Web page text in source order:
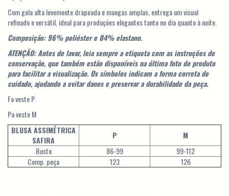
Com gola alta levemente drapeada e mangas amplas, entrega um visual
refinado e versátil, ideal para produções elegantes tanto no dia quanto à noite.
Composição: 96% poliéster e 04% elastano.
ATENÇÃO: Antes de lavar, leia sempre a etiqueta com as instruções de
conservação, que também estão disponíveis na última foto do produto
para facilitar a visualização. Os símbolos indicam a forma correta de
cuidado, ajudando a evitar danos e preservar a durabilidade da peça.
Fa veste P
Pa veste M
BLUSA ASSIMÉTRICA
SAFIRA
P
M
Busto
86-99
99-112
Comp. peça
123 126